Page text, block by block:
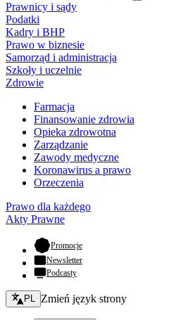
Prawnicy i sądy
Podatki
Kadry i BHP
Prawo w biznesie
Samorząd i administracja
Szkoły i uczelnie
Zdrowie
Farmacja
Finansowanie zdrowia
Opieka zdrowotna
Zarządzanie
Zawody medyczne
Koronawirus a prawo
Orzeczenia
Prawo dla każdego
Akty Prawne
Promocje- otwiera się w nowej karcie
Newsletter
Podcasty
Zmień język - bieżący:
PL Zmień język strony